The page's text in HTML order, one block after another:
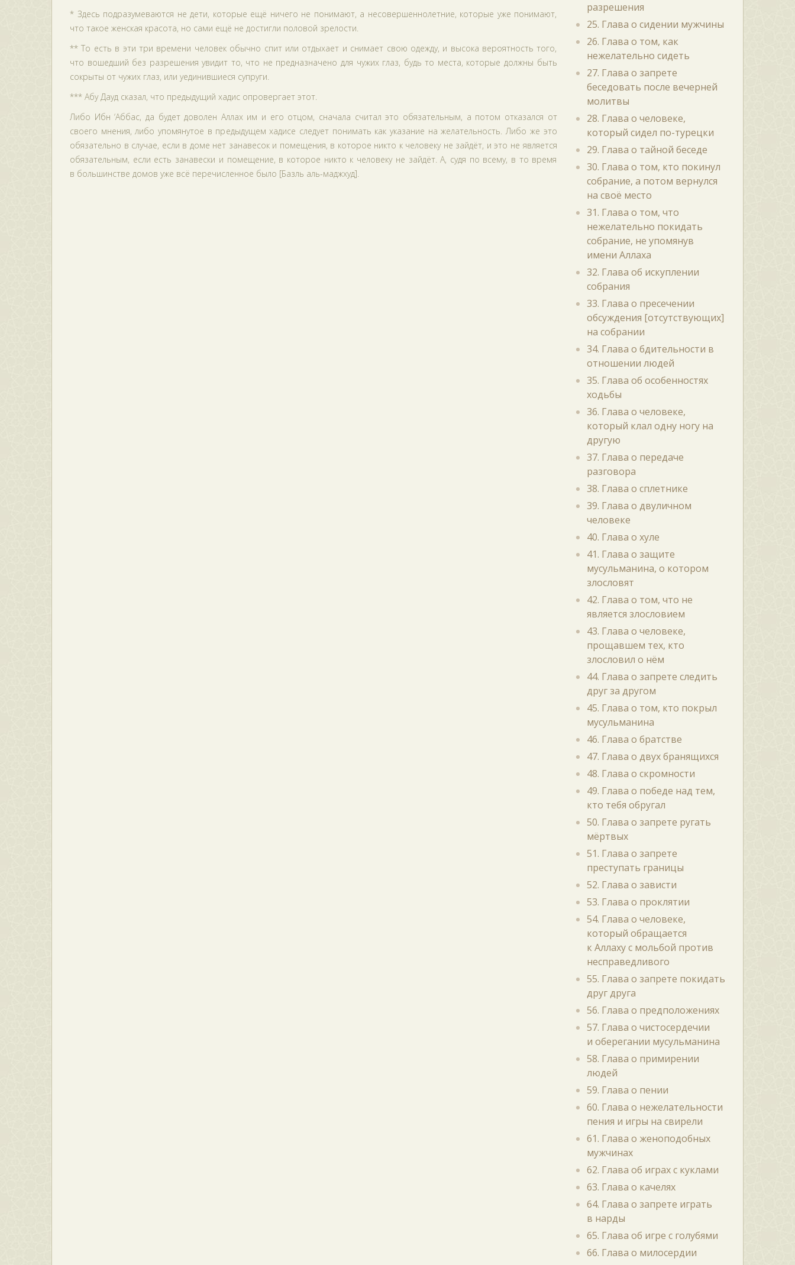
* Здесь подразумеваются не дети, которые ещё ничего не понимают, а несовершеннолетние, которые уже понимают,
что такое женская красота, но сами ещё не достигли половой зрелости.
** То есть в эти три времени человек обычно спит или отдыхает и снимает свою одежду, и высока вероятность того,
что вошедший без разрешения увидит то, что не предназначено для чужих глаз, будь то места, которые должны быть
сокрыты от чужих глаз, или уединившиеся супруги.
*** Абу Дауд сказал, что предыдущий хадис опровергает этот.
Либо Ибн ‘Аббас, да будет доволен Аллах им и его отцом, сначала считал это обязательным, а потом отказался от
своего мнения, либо упомянутое в предыдущем хадисе следует понимать как указание на желательность. Либо же это
обязательно в случае, если в доме нет занавесок и помещения, в которое никто к человеку не зайдёт, и это не является
обязательным, если есть занавески и помещение, в которое никто к человеку не зайдёт. А, судя по всему, в то время
в большинстве домов уже всё перечисленное было [Базль аль-маджхуд].
разрешения
25. Глава о сидении мужчины
26. Глава о том, как
нежелательно сидеть
27. Глава о запрете
беседовать после вечерней
молитвы
28. Глава о человеке,
который сидел по-турецки
29. Глава о тайной беседе
30. Глава о том, кто покинул
собрание, а потом вернулся
на своё место
31. Глава о том, что
нежелательно покидать
собрание, не упомянув
имени Аллаха
32. Глава об искуплении
собрания
33. Глава о пресечении
обсуждения [отсутствующих]
на собрании
34. Глава о бдительности в
отношении людей
35. Глава об особенностях
ходьбы
36. Глава о человеке,
который клал одну ногу на
другую
37. Глава о передаче
разговора
38. Глава о сплетнике
39. Глава о двуличном
человеке
40. Глава о хуле
41. Глава о защите
мусульманина, о котором
злословят
42. Глава о том, что не
является злословием
43. Глава о человеке,
прощавшем тех, кто
злословил о нём
44. Глава о запрете следить
друг за другом
45. Глава о том, кто покрыл
мусульманина
46. Глава о братстве
47. Глава о двух бранящихся
48. Глава о скромности
49. Глава о победе над тем,
кто тебя обругал
50. Глава о запрете ругать
мёртвых
51. Глава о запрете
преступать границы
52. Глава о зависти
53. Глава о проклятии
54. Глава о человеке,
который обращается
к Аллаху с мольбой против
несправедливого
55. Глава о запрете покидать
друг друга
56. Глава о предположениях
57. Глава о чистосердечии
и оберегании мусульманина
58. Глава о примирении
людей
59. Глава о пении
60. Глава о нежелательности
пения и игры на свирели
61. Глава о женоподобных
мужчинах
62. Глава об играх с куклами
63. Глава о качелях
64. Глава о запрете играть
в нарды
65. Глава об игре с голубями
66. Глава о милосердии